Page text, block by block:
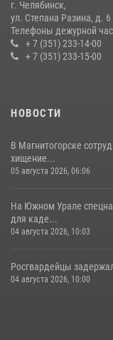
08 июля 2026, 12:05
г. Челябинск,
ул. Степана Разина, д. 6
Телефоны дежурной
+ 7 (351) 233-14-00
+ 7 (351) 233-15-00
НОВОСТИ
В Магнитогорске
хищение...
05 августа 2026, 06:06
На Южном Урале
для каде...
04 августа 2026, 10:03
Росгвардейцы
04 августа 2026, 10:00